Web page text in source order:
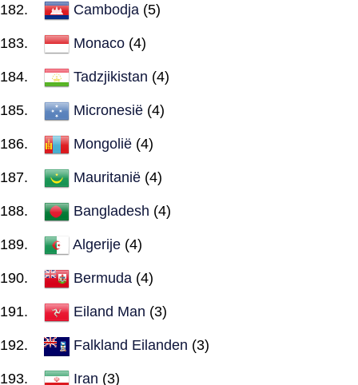
Cambodja (5)
Monaco (4)
Tadzjikistan (4)
Micronesië (4)
Mongolië (4)
Mauritanië (4)
Bangladesh (4)
Algerije (4)
Bermuda (4)
Eiland Man (3)
Falkland Eilanden (3)
Iran (3)